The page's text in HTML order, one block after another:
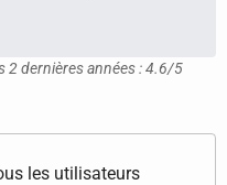
2 dernières années : 4.6/5
les utilisateurs